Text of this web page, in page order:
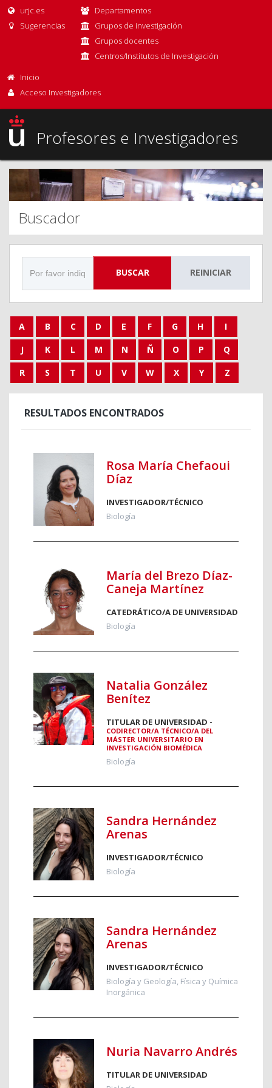
urjc.es
Sugerencias
Departamentos
Grupos de investigación
Grupos docentes
Centros/Institutos de Investigación
Inicio
Acceso Investigadores
Profesores e Investigadores
Buscador
BUSCAR REINICIAR
A B C D E F G H
I
J
K L M N Ñ O P
Q
R
S T U V W X Y Z
RESULTADOS ENCONTRADOS
Rosa María Chefaoui
Díaz
INVESTIGADOR/TÉCNICO
Biología
María del Brezo Díaz-
Caneja Martínez
CATEDRÁTICO/A DE UNIVERSIDAD
Biología
Natalia González
Benítez
TITULAR DE UNIVERSIDAD -
CODIRECTOR/A TÉCNICO/A DEL
MÁSTER UNIVERSITARIO EN
INVESTIGACIÓN BIOMÉDICA
Biología
Sandra Hernández
Arenas
INVESTIGADOR/TÉCNICO
Biología
Sandra Hernández
Arenas
INVESTIGADOR/TÉCNICO
Biología y Geología, Física y Química
Inorgánica
Nuria Navarro Andrés
TITULAR DE UNIVERSIDAD